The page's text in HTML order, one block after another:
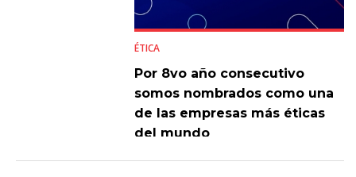
ÉTICA
Por 8vo año consecutivo
somos nombrados como una
de las empresas más éticas
del mundo